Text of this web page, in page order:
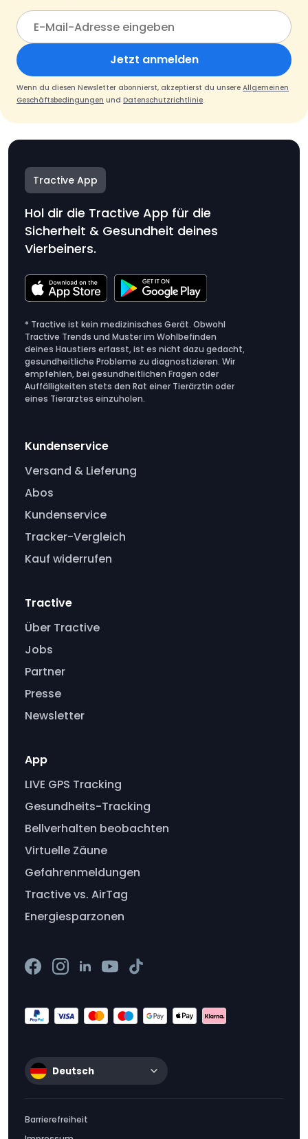
Jetzt anmelden
Wenn du diesen Newsletter abonnierst, akzeptierst du unsere Allgemeinen
Geschäftsbedingungen und Datenschutzrichtlinie.
Tractive App
Hol dir die Tractive App für die
Sicherheit & Gesundheit deines
Vierbeiners.
* Tractive ist kein medizinisches Gerät. Obwohl
Tractive Trends und Muster im Wohlbefinden
deines Haustiers erfasst, ist es nicht dazu gedacht,
gesundheitliche Probleme zu diagnostizieren. Wir
empfehlen, bei gesundheitlichen Fragen oder
Auffälligkeiten stets den Rat einer Tierärztin oder
eines Tierarztes einzuholen.
Kundenservice
Versand & Lieferung
Abos
Kundenservice
Tracker-Vergleich
Kauf widerrufen
Tractive
Über Tractive
Jobs
Partner
Presse
Newsletter
App
LIVE GPS Tracking
Gesundheits-Tracking
Bellverhalten beobachten
Virtuelle Zäune
Gefahrenmeldungen
Tractive vs. AirTag
Energiesparzonen
Deutsch
Barrierefreiheit